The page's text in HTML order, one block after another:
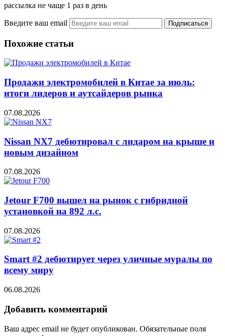
рассылка не чаще 1 раз в день
Введите ваш email
Похожие статьи
Продажи электромобилей в Китае за июль:
итоги лидеров и аутсайдеров рынка
07.08.2026
Nissan NX7 дебютировал с лидаром на крыше и
новым дизайном
07.08.2026
Jetour F700 вышел на рынок с гибридной
установкой на 892 л.с.
07.08.2026
Smart #2 дебютирует через уличные муралы по
всему миру
06.08.2026
Добавить комментарий
Ваш адрес email не будет опубликован. Обязательные поля